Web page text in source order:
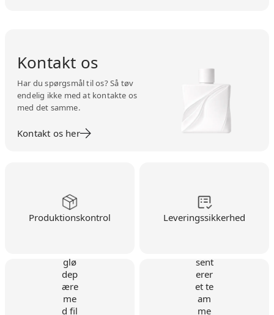
Kontakt os
Har du spørgsmål til os? Så tøv
endelig ikke med at kontakte os
med det samme.
Kontakt os her
Produktionskontrol Leveringssikkerhed